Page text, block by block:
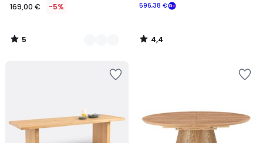
169,00 € -5%
5
/
596,38 €
4,4
/